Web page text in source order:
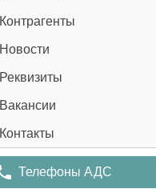
Контрагенты
Новости
Реквизиты
Вакансии
Контакты
Телефоны АДС